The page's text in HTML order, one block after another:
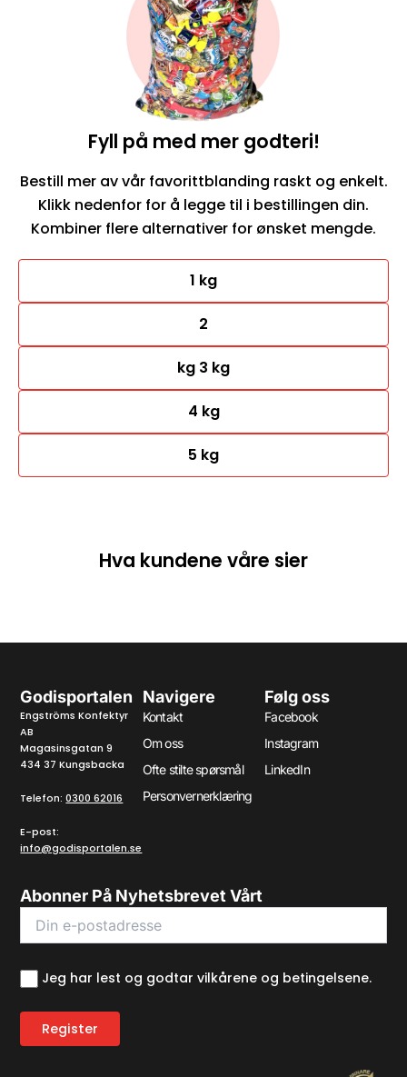
Fyll på med mer godteri!
Bestill mer av vår favorittblanding raskt og enkelt.
Klikk nedenfor for å legge til i bestillingen din.
Kombiner flere alternativer for ønsket mengde.
1 kg
2
kg 3 kg
4 kg
5 kg
Hva kundene våre sier
Godisportalen
Engströms Konfektyr
AB
Magasinsgatan 9
434 37 Kungsbacka
Telefon:0300 62016
E-post:
info@godisportalen.se
Navigere
Kontakt
Om oss
Ofte stilte spørsmål
Personvernerklæring
Følg oss
Facebook
Instagram
LinkedIn
Abonner På Nyhetsbrevet Vårt
Jeg har lest og godtar vilkårene og betingelsene.